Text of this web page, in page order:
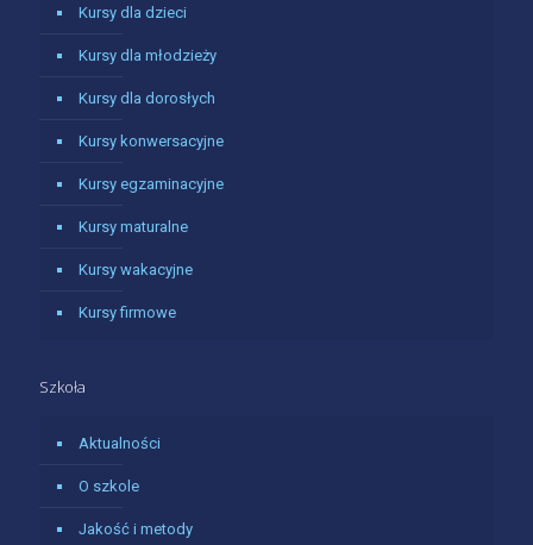
Kursy dla dzieci
Kursy dla młodzieży
Kursy dla dorosłych
Kursy konwersacyjne
Kursy egzaminacyjne
Kursy maturalne
Kursy wakacyjne
Kursy firmowe
Szkoła
Aktualności
O szkole
Jakość i metody